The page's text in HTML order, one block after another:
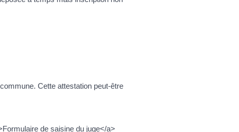
Cette attestation peut-être
de saisine du juge</a>